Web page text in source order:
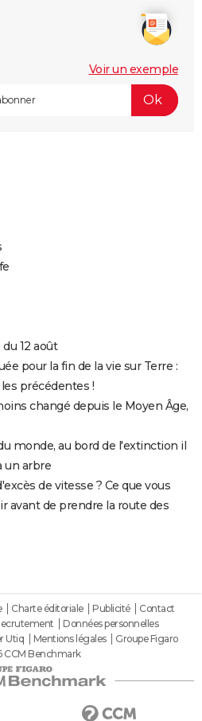
Voir un exemple
12 août
pour la fin de la vie sur Terre :
précédentes !
changé depuis le Moyen Âge,
monde, au bord de l'extinction il
un arbre
de vitesse ? Ce que vous
avant de prendre la route des
Charte éditoriale Publicité
Contact
Données personnelles
Utiq Mentions légales
Groupe Figaro
CCM Benchmark